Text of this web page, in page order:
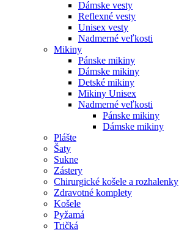
Dámske vesty
Reflexné vesty
Unisex vesty
Nadmerné veľkosti
Mikiny
Pánske mikiny
Dámske mikiny
Detské mikiny
Mikiny Unisex
Nadmerné veľkosti
Pánske mikiny
Dámske mikiny
Plášte
Šaty
Sukne
Zástery
Chirurgické košele a rozhalenky
Zdravotné komplety
Košele
Pyžamá
Tričká